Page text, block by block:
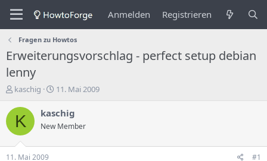
Anmelden Registrieren
Fragen zu Howtos
Erweiterungsvorschlag - perfect setup debian
lenny
E
s
e
kaschig
E
s
e
11. Mai 2009
K kaschig
New Member
11. Mai 2009 #1